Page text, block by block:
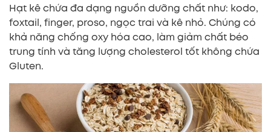
Hạt kê chứa đa dạng nguồn dưỡng chất như: kodo,
foxtail, finger, proso, ngọc trai và kê nhỏ. Chúng có
khả năng chống oxy hóa cao, làm giảm chất béo
trung tính và tăng lượng cholesterol tốt không chứa
Gluten.